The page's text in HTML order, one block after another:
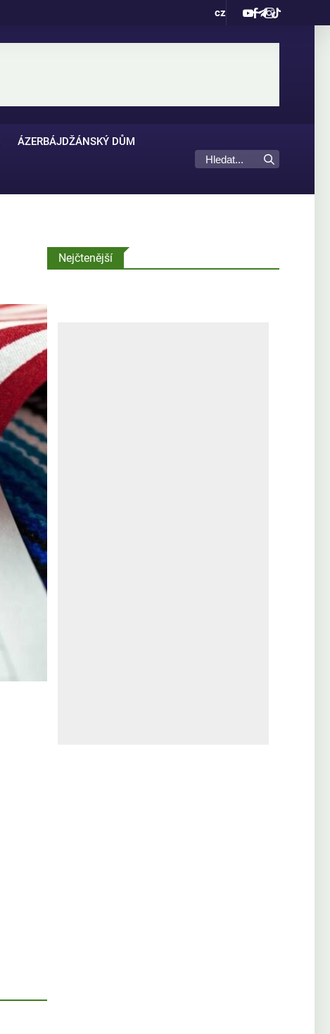
cz
ÁZERBÁJDŽÁNSKÝ DŮM
Nejčtenější